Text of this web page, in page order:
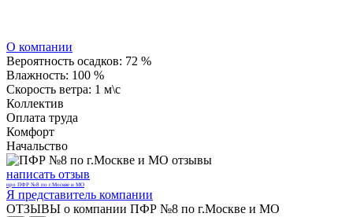
О компании
Вероятность осадков: 72 %
Влажность: 100 %
Скорость ветра: 1 м\с
Коллектив
Оплата труда
Комфорт
Начальство
написать отзыв
про ПФР №8 по г.Москве и МО
Я представитель компании
ОТЗЫВЫ о компании ПФР №8 по г.Москве и МО